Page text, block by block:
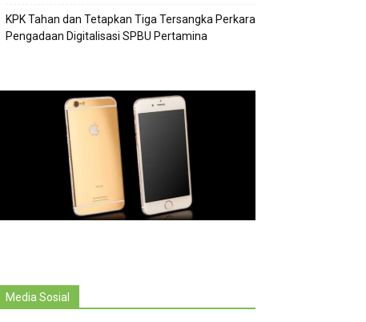
KPK Tahan dan Tetapkan Tiga Tersangka Perkara
Pengadaan Digitalisasi SPBU Pertamina
Media Sosial